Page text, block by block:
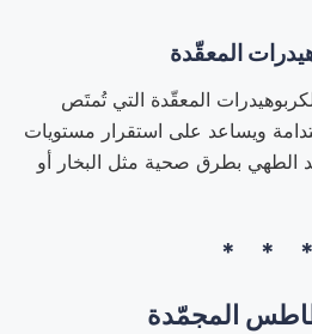
المعقّدة التي تُمتَص
ويساعد على استقرار مستويات
الطهي بطرق صحية مثل البخار أو
المجمّدة